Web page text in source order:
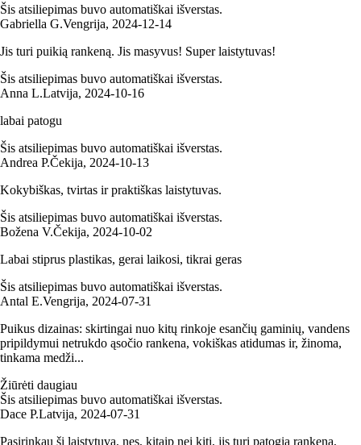
Šis atsiliepimas buvo automatiškai išverstas.
Gabriella G.Vengrija, 2024‑12‑14
Jis turi puikią rankeną. Jis masyvus! Super laistytuvas!
Šis atsiliepimas buvo automatiškai išverstas.
Anna L.Latvija, 2024‑10‑16
labai patogu
Šis atsiliepimas buvo automatiškai išverstas.
Andrea P.Čekija, 2024‑10‑13
Kokybiškas, tvirtas ir praktiškas laistytuvas.
Šis atsiliepimas buvo automatiškai išverstas.
Božena V.Čekija, 2024‑10‑02
Labai stiprus plastikas, gerai laikosi, tikrai geras
Šis atsiliepimas buvo automatiškai išverstas.
Antal E.Vengrija, 2024‑07‑31
Puikus dizainas: skirtingai nuo kitų rinkoje esančių gaminių, vandens
pripildymui netrukdo ąsočio rankena, vokiškas atidumas ir, žinoma,
tinkama medži...
Žiūrėti daugiau
Šis atsiliepimas buvo automatiškai išverstas.
Dace P.Latvija, 2024‑07‑31
Pasirinkau šį laistytuvą, nes, kitaip nei kiti, jis turi patogią rankeną,